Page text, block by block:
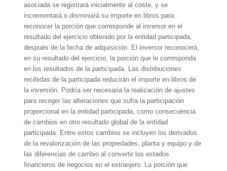
asociada se registrará inicialmente al coste, y se
incrementará o disminuirá su importe en libros para
reconocer la porción que corresponde al inversor en el
resultado del ejercicio obtenido por la entidad participada,
después de la fecha de adquisición. El inversor reconocerá,
en su resultado del ejercicio, la porción que le corresponda
en los resultados de la participada. Las distribuciones
recibidas de la participada reducirán el importe en libros de
la inversión. Podría ser necesaria la realización de ajustes
para recoger las alteraciones que sufra la participación
proporcional en la entidad participada, como consecuencia
de cambios en otro resultado global de la entidad
participada. Entre estos cambios se incluyen los derivados
de la revalorización de las propiedades, planta y equipo y de
las diferencias de cambio al convertir los estados
financieros de negocios en el extranjero. La porción que